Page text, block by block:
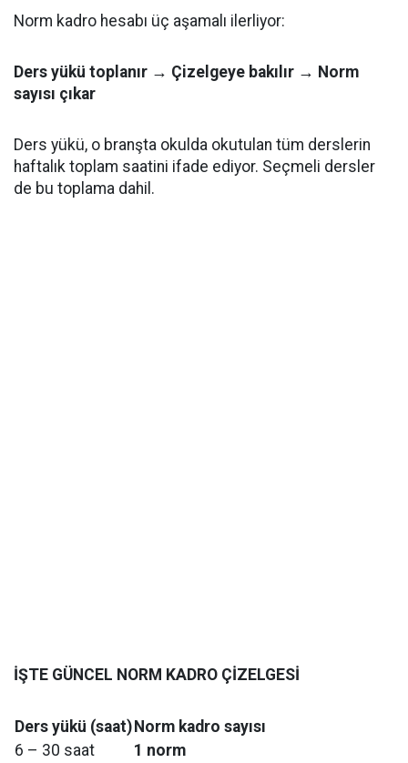
Norm kadro hesabı üç aşamalı ilerliyor:
Ders yükü toplanır → Çizelgeye bakılır → Norm
sayısı çıkar
Ders yükü, o branşta okulda okutulan tüm derslerin
haftalık toplam saatini ifade ediyor. Seçmeli dersler
de bu toplama dahil.
İŞTE GÜNCEL NORM KADRO ÇİZELGESİ
Ders yükü (saat) Norm kadro sayısı
6 – 30 saat
1 norm